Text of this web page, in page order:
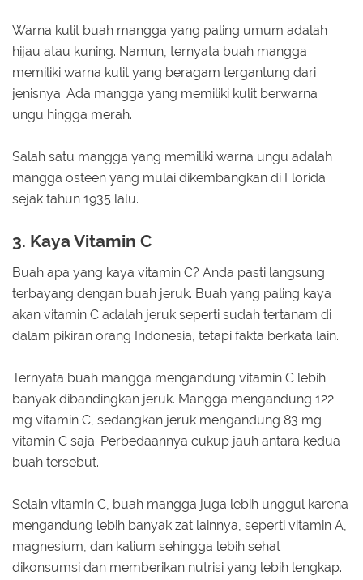
Warna kulit buah mangga yang paling umum adalah
hijau atau kuning. Namun, ternyata buah mangga
memiliki warna kulit yang beragam tergantung dari
jenisnya. Ada mangga yang memiliki kulit berwarna
ungu hingga merah.
Salah satu mangga yang memiliki warna ungu adalah
mangga osteen yang mulai dikembangkan di Florida
sejak tahun 1935 lalu.
3. Kaya Vitamin C
Buah apa yang kaya vitamin C? Anda pasti langsung
terbayang dengan buah jeruk. Buah yang paling kaya
akan vitamin C adalah jeruk seperti sudah tertanam di
dalam pikiran orang Indonesia, tetapi fakta berkata lain.
Ternyata buah mangga mengandung vitamin C lebih
banyak dibandingkan jeruk. Mangga mengandung 122
mg vitamin C, sedangkan jeruk mengandung 83 mg
vitamin C saja. Perbedaannya cukup jauh antara kedua
buah tersebut.
Selain vitamin C, buah mangga juga lebih unggul karena
mengandung lebih banyak zat lainnya, seperti vitamin A,
magnesium, dan kalium sehingga lebih sehat
dikonsumsi dan memberikan nutrisi yang lebih lengkap.